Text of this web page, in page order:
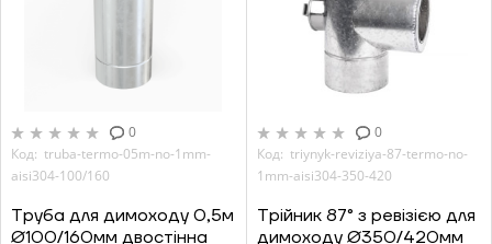
0
Код: truba-termo-05m-no-1mm-
aisi304-100/160
Труба для димоходу 0,5м
Ø100/160мм двостінна
0
Код: triynyk-reviziya-87-termo-no-
1mm-aisi304-350-420
Трійник 87° з ревізією для
димоходу Ø350/420мм